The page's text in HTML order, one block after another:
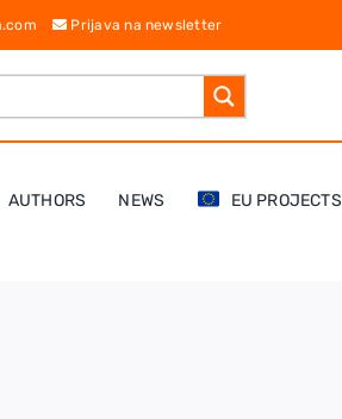
Prijava na newsletter
AUTHORS NEWS EU PROJECTS